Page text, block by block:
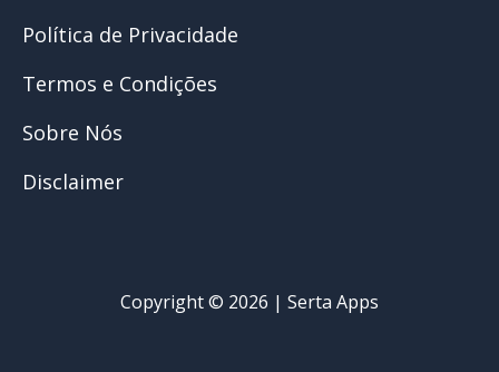
Política de Privacidade
Termos e Condições
Sobre Nós
Disclaimer
Copyright © 2026 | Serta Apps